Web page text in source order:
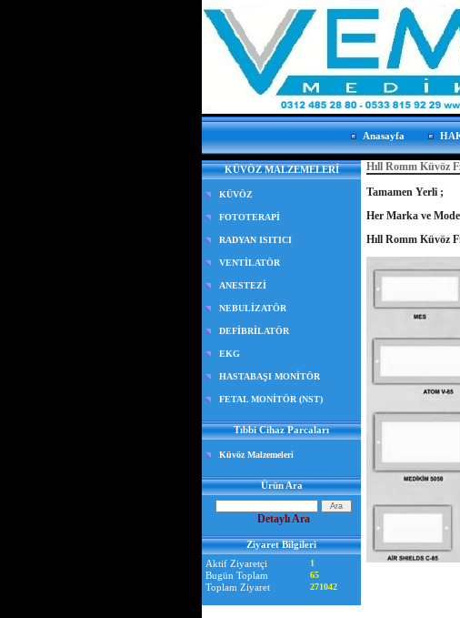
Anasayfa
KÜVÖZ MALZEMELERİ
KÜVÖZ
FOTOTERAPİ
RADYAN ISITICI
VENTİLATÖR
ANESTEZİ
NEBULİZATÖR
DEFİBRİLATÖR
EKG
HASTABAŞI MONİTÖR
FETAL MONİTÖR (NST)
Tıbbi Cihaz Parcaları
Küvöz Malzemeleri
Ürün Ara
Detaylı Ara
Ziyaret Bilgileri
Aktif Ziyaretçi
1
Bugün Toplam 65
Toplam Ziyaret 271042
Hıll Romm Küvöz
Tamamen Yerli ;
Her Marka ve
Hıll Romm Küvöz